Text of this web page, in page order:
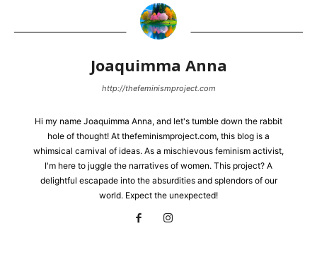
Joaquimma Anna
http://thefeminismproject.com
Hi my name Joaquimma Anna, and let's tumble down the rabbit
hole of thought! At thefeminismproject.com, this blog is a
whimsical carnival of ideas. As a mischievous feminism activist,
I'm here to juggle the narratives of women. This project? A
delightful escapade into the absurdities and splendors of our
world. Expect the unexpected!